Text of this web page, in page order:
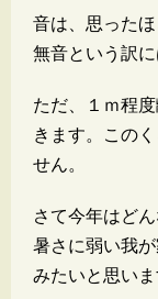
音は、思った
無音という訳に
ただ、１ｍ程
きます。この
せん。
さて今年はど
暑さに弱い我
みたいと思いま